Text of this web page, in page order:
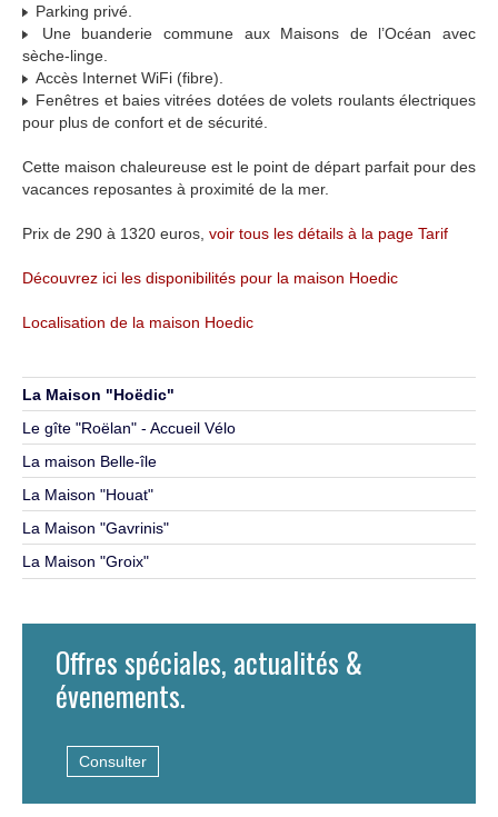
Parking privé.
Une buanderie commune aux Maisons de l’Océan avec
sèche-linge.
Accès Internet WiFi (fibre).
Fenêtres et baies vitrées dotées de volets roulants électriques
pour plus de confort et de sécurité.
Cette maison chaleureuse est le point de départ parfait pour des
vacances reposantes à proximité de la mer.
Prix de 290 à 1320 euros, voir tous les détails à la page Tarif
Découvrez ici les disponibilités pour la maison Hoedic
Localisation de la maison Hoedic
La Maison "Hoëdic"
Le gîte "Roëlan" - Accueil Vélo
La maison Belle-île
La Maison "Houat"
La Maison "Gavrinis"
La Maison "Groix"
Offres spéciales, actualités &
évenements.
Consulter